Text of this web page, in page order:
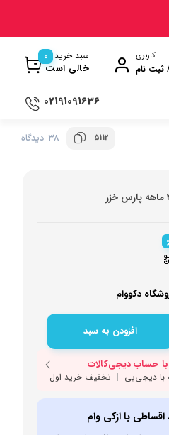
کاربری
ثبت نام
سبد خرید
خالی است
0
ظروف پخت و پز
02191091636
5112 38 دیدگاه
دکووام
افزودن به سبد
با ازکی وام